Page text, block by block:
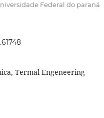
Federal do paraná
Termal Engeneering